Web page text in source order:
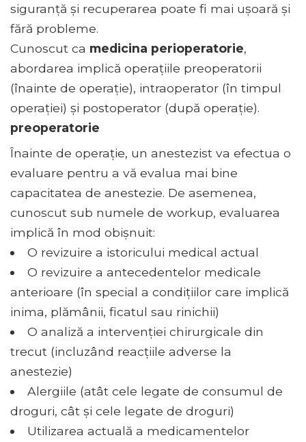
siguranță și recuperarea poate fi mai ușoară și
fără probleme.
Cunoscut ca medicina perioperatorie,
abordarea implică operațiile preoperatorii
(înainte de operație), intraoperator (în timpul
operației) și postoperator (după operație).
preoperatorie
Înainte de operație, un anestezist va efectua o
evaluare pentru a vă evalua mai bine
capacitatea de anestezie. De asemenea,
cunoscut sub numele de workup, evaluarea
implică în mod obișnuit:
O revizuire a istoricului medical actual
O revizuire a antecedentelor medicale
anterioare (în special a condițiilor care implică
inima, plămânii, ficatul sau rinichii)
O analiză a intervenției chirurgicale din
trecut (incluzând reacțiile adverse la
anestezie)
Alergiile (atât cele legate de consumul de
droguri, cât și cele legate de droguri)
Utilizarea actuală a medicamentelor